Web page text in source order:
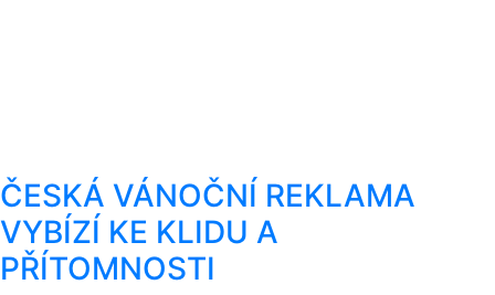
ČESKÁ VÁNOČNÍ REKLAMA
VYBÍZÍ KE KLIDU A
PŘÍTOMNOSTI